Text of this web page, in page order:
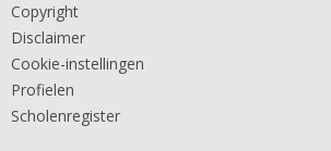
Copyright
Disclaimer
Cookie-instellingen
Profielen
Scholenregister